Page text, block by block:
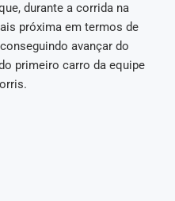
durante a corrida na
próxima em termos de
avançar do
primeiro carro da equipe